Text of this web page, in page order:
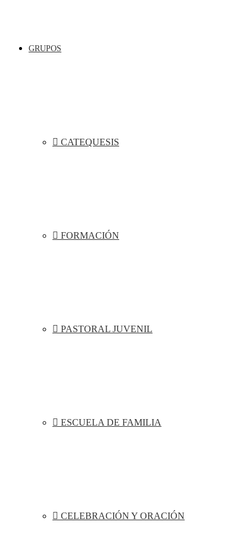
GRUPOS
CATEQUESIS
FORMACIÓN
PASTORAL JUVENIL
ESCUELA DE FAMILIA
CELEBRACIÓN Y ORACIÓN